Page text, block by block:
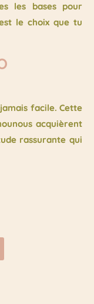
les bases pour
le choix que tu
facile. Cette
acquièrent
rassurante qui